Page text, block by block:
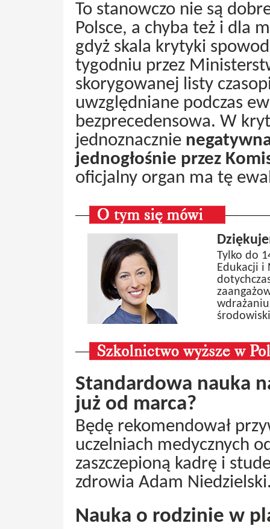
To stanowczo nie są
Polsce, a chyba też i dla
gdyż skala krytyki
tygodniu przez
skorygowanej listy
uwzględniane podczas
bezprecedensowa. W
jednoznacznie
jednogłośnie przez
oficjalny organ ma tę
Tylko do
Edukacji i
Standardowa nauka
już od marca?
Będę rekomendował
uczelniach medycznych
zaszczepioną kadrę i
zdrowia Adam
Nauka o rodzinie w